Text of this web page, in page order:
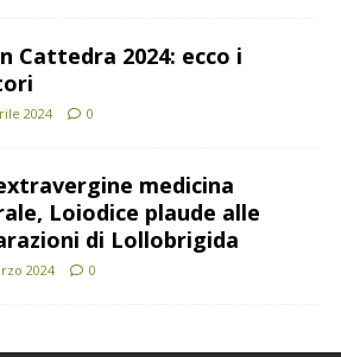
Cattedra 2024: ecco i
2024 0
medicina
Loiodice plaude alle
di Lollobrigida
2024 0